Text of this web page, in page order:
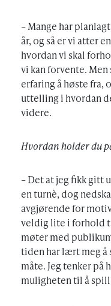
– Mange har
år, og så er vi atter
hvordan vi skal
vi kan forvente.
erfaring å høste fra,
uttelling i hvordan
videre.
Hvordan holder du
– Det at jeg fikk gitt
en turnè, dog
avgjørende for
veldig lite i forhold
møter med
tiden har lært meg å
måte. Jeg tenker på
muligheten til å